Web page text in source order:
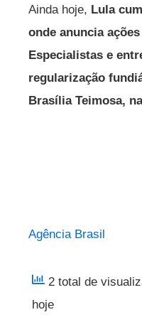
Ainda hoje, Lula
onde anuncia
Especialistas e
regularização
Brasília Teimosa,
Agência Brasil
2 total de
hoje